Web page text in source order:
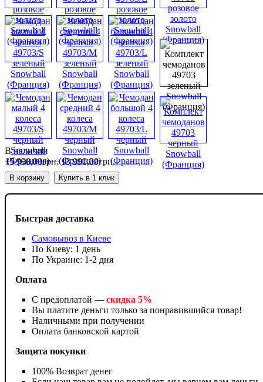
Быстрая доставка
Самовывоз в Киеве
По Киеву: 1 день
По Украине: 1-2 дня
Оплата
С предоплатой — скидка 5%
Вы платите деньги только за понравившийся товар!
Наличными при получении
Оплата банковской картой
Защита покупки
100% Возврат денег
В наличии
15 990,00грн. 13 990,00грн.
В корзину Купить в 1 клик